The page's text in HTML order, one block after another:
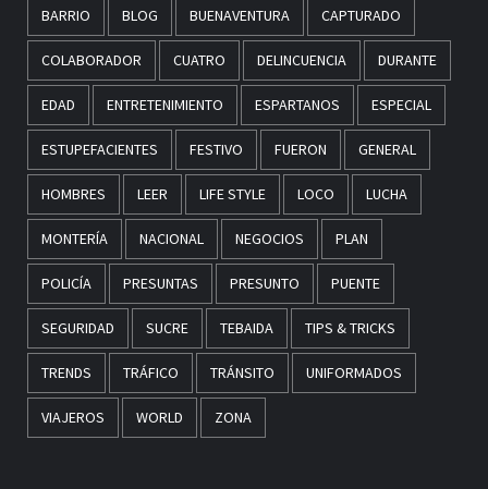
BARRIO BLOG BUENAVENTURA CAPTURADO
COLABORADOR CUATRO DELINCUENCIA DURANTE
EDAD ENTRETENIMIENTO ESPARTANOS ESPECIAL
ESTUPEFACIENTES FESTIVO FUERON GENERAL
HOMBRES LEER LIFE STYLE LOCO LUCHA
MONTERÍA NACIONAL NEGOCIOS PLAN
POLICÍA PRESUNTAS PRESUNTO PUENTE
SEGURIDAD SUCRE TEBAIDA TIPS & TRICKS
TRENDS TRÁFICO TRÁNSITO UNIFORMADOS
VIAJEROS WORLD ZONA